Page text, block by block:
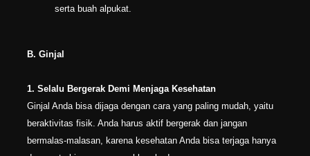
serta buah alpukat.
B. Ginjal
1. Selalu Bergerak Demi Menjaga Kesehatan
Ginjal Anda bisa dijaga dengan cara yang paling mudah, yaitu
beraktivitas fisik. Anda harus aktif bergerak dan jangan
bermalas-malasan, karena kesehatan Anda bisa terjaga hanya